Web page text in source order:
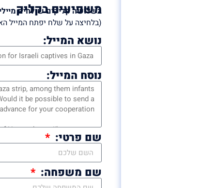
משפיעים בקליק
בשלושה קליקים שולחים
(בלחיצה על שלח יפתח המייל
נושא המייל:
נוסח המייל:
שם פרטי:
שם משפחה: